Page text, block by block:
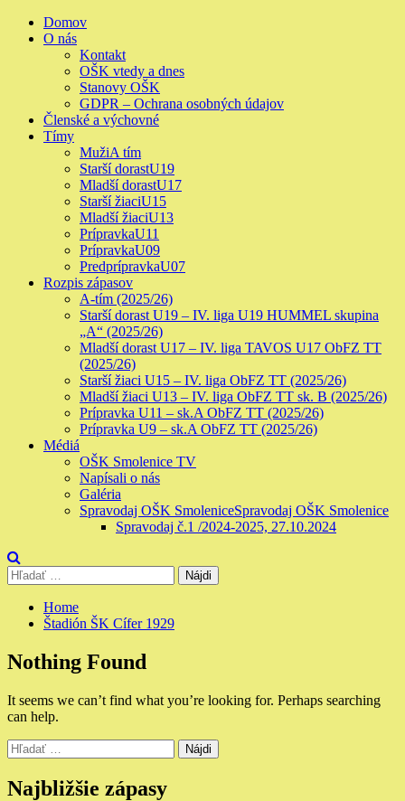
Skip
Primary
Menu
Domov
O nás
Kontakt
OŠK vtedy a dnes
Stanovy OŠK
GDPR – Ochrana osobných údajov
Členské a výchovné
Tímy
MužiA tím
Starší dorastU19
Mladší dorastU17
Starší žiaciU15
Mladší žiaciU13
PrípravkaU11
PrípravkaU09
PredprípravkaU07
Rozpis zápasov
A-tím (2025/26)
Starší dorast U19 – IV. liga U19 HUMMEL skupina
„A“ (2025/26)
Mladší dorast U17 – IV. liga TAVOS U17 ObFZ TT
(2025/26)
Starší žiaci U15 – IV. liga ObFZ TT (2025/26)
Mladší žiaci U13 – IV. liga ObFZ TT sk. B (2025/26)
Prípravka U11 – sk.A ObFZ TT (2025/26)
Prípravka U9 – sk.A ObFZ TT (2025/26)
Médiá
OŠK Smolenice TV
Napísali o nás
Galéria
Spravodaj OŠK SmoleniceSpravodaj OŠK Smolenice
Spravodaj č.1 /2024-2025, 27.10.2024
Hľadať:
Home
Štadión ŠK Cífer 1929
Nothing Found
It seems we can’t find what you’re looking for. Perhaps searching
can help.
Hľadať:
Najbližšie zápasy